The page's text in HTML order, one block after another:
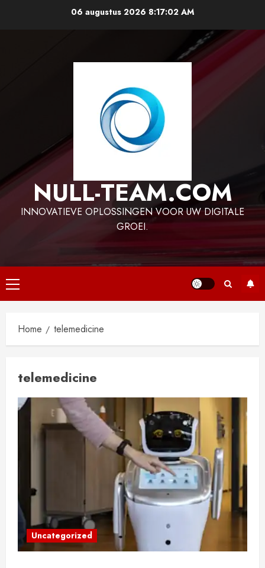
06 augustus 2026 8:17:03 AM
NULL-TEAM.COM
INNOVATIEVE OPLOSSINGEN VOOR UW DIGITALE
GROEI.
Primair
menu
Home telemedicine
telemedicine
Uncategorized